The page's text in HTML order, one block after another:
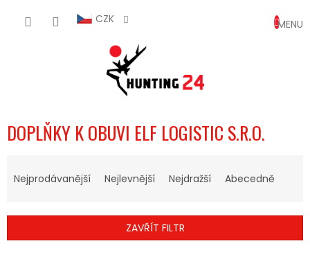
CZK
KOŠÍK
DOPLŇKY K OBUVI ELF LOGISTIC S.R.O.
N
Í
Nejprodávanější Nejlevnější Nejdražší Abecedně
ZAVŘÍT FILTR